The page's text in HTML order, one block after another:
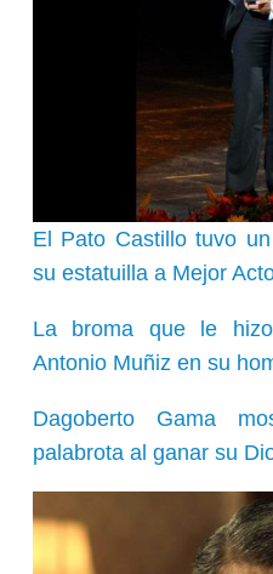
El Pato Castillo tuvo
su estatuilla a Mejor
La broma que le
Antonio Muñiz en su
Dagoberto Gama
palabrota al ganar su